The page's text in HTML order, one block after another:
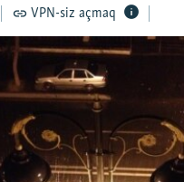
VPN-siz açmaq